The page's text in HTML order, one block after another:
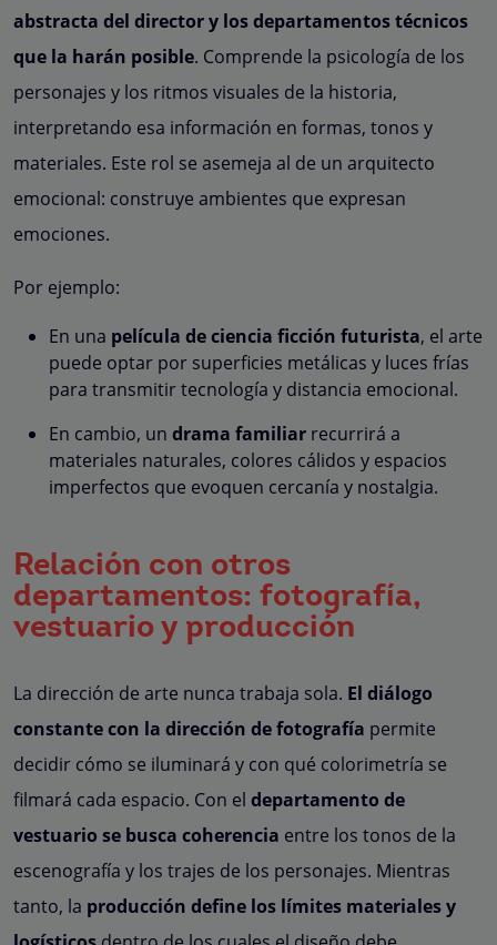
abstracta del director y los departamentos técnicos
que la harán posible. Comprende la psicología de los
personajes y los ritmos visuales de la historia,
interpretando esa información en formas, tonos y
materiales. Este rol se asemeja al de un arquitecto
emocional: construye ambientes que expresan
emociones.
Por ejemplo:
En una película de ciencia ficción futurista, el arte
puede optar por superficies metálicas y luces frías
para transmitir tecnología y distancia emocional.
En cambio, un drama familiar recurrirá a
materiales naturales, colores cálidos y espacios
imperfectos que evoquen cercanía y nostalgia.
Relación con otros
departamentos: fotografía,
vestuario y producción
La dirección de arte nunca trabaja sola. El diálogo
constante con la dirección de fotografía permite
decidir cómo se iluminará y con qué colorimetría se
filmará cada espacio. Con el departamento de
vestuario se busca coherencia entre los tonos de la
escenografía y los trajes de los personajes. Mientras
tanto, la producción define los límites materiales y